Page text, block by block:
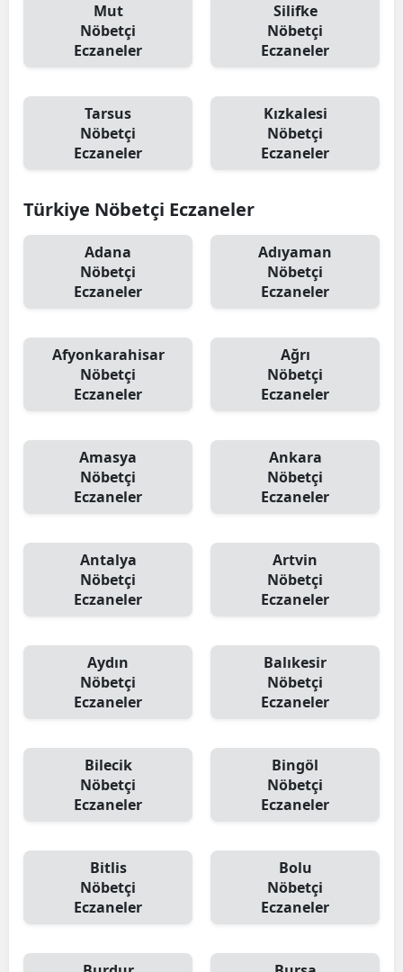
Mut
Nöbetçi
Eczaneler
Silifke
Nöbetçi
Eczaneler
Tarsus
Nöbetçi
Eczaneler
Kızkalesi
Nöbetçi
Eczaneler
Türkiye Nöbetçi Eczaneler
Adana
Nöbetçi
Eczaneler
Adıyaman
Nöbetçi
Eczaneler
Afyonkarahisar
Nöbetçi
Eczaneler
Ağrı
Nöbetçi
Eczaneler
Amasya
Nöbetçi
Eczaneler
Ankara
Nöbetçi
Eczaneler
Antalya
Nöbetçi
Eczaneler
Artvin
Nöbetçi
Eczaneler
Aydın
Nöbetçi
Eczaneler
Balıkesir
Nöbetçi
Eczaneler
Bilecik
Nöbetçi
Eczaneler
Bingöl
Nöbetçi
Eczaneler
Bitlis
Nöbetçi
Eczaneler
Bolu
Nöbetçi
Eczaneler